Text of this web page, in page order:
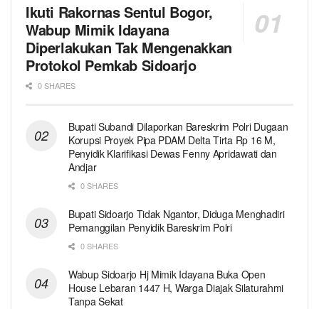
Ikuti Rakornas Sentul Bogor,
Wabup Mimik Idayana
Diperlakukan Tak Mengenakkan
Protokol Pemkab Sidoarjo
0 SHARES
Bupati Subandi Dilaporkan Bareskrim Polri Dugaan
Korupsi Proyek Pipa PDAM Delta Tirta Rp 16 M,
Penyidik Klarifikasi Dewas Fenny Apridawati dan
Andjar
0 SHARES
Bupati Sidoarjo Tidak Ngantor, Diduga Menghadiri
Pemanggilan Penyidik Bareskrim Polri
0 SHARES
Wabup Sidoarjo Hj Mimik Idayana Buka Open
House Lebaran 1447 H, Warga Diajak Silaturahmi
Tanpa Sekat